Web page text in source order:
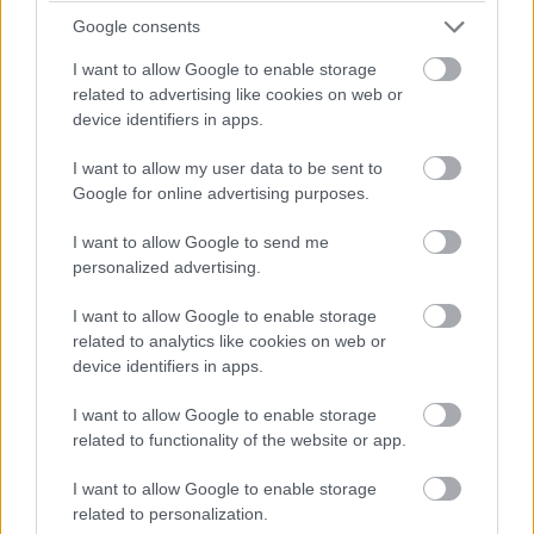
Google consents
I want to allow Google to enable storage
related to advertising like cookies on web or
device identifiers in apps.
I want to allow my user data to be sent to
Google for online advertising purposes.
I want to allow Google to send me
personalized advertising.
I want to allow Google to enable storage
related to analytics like cookies on web or
device identifiers in apps.
I want to allow Google to enable storage
related to functionality of the website or app.
I want to allow Google to enable storage
related to personalization.
#adata #ssd #adattároló
#adattárolás
#laptop #notebook
Felfedezték a Huawei titkos
laborját
Harangi László |2018 december 15. 07:00